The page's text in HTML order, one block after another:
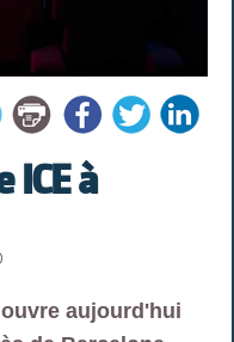
ICE à
aujourd'hui